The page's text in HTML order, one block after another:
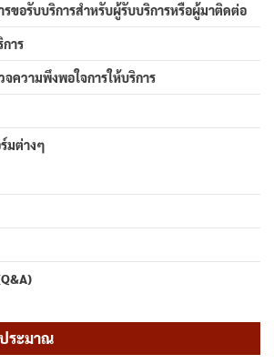
ขอรับบริการสำหรับผู้รับบริการหรือผู้มาติดต่อ
าร
จความพึงพอใจการให้บริการ
มต่างๆ
ประมาณ